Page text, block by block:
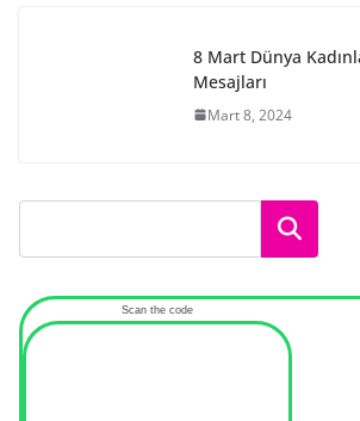
8 Mart Dünya
Mesajları
Mart 8, 2024
Ara
Scan the code